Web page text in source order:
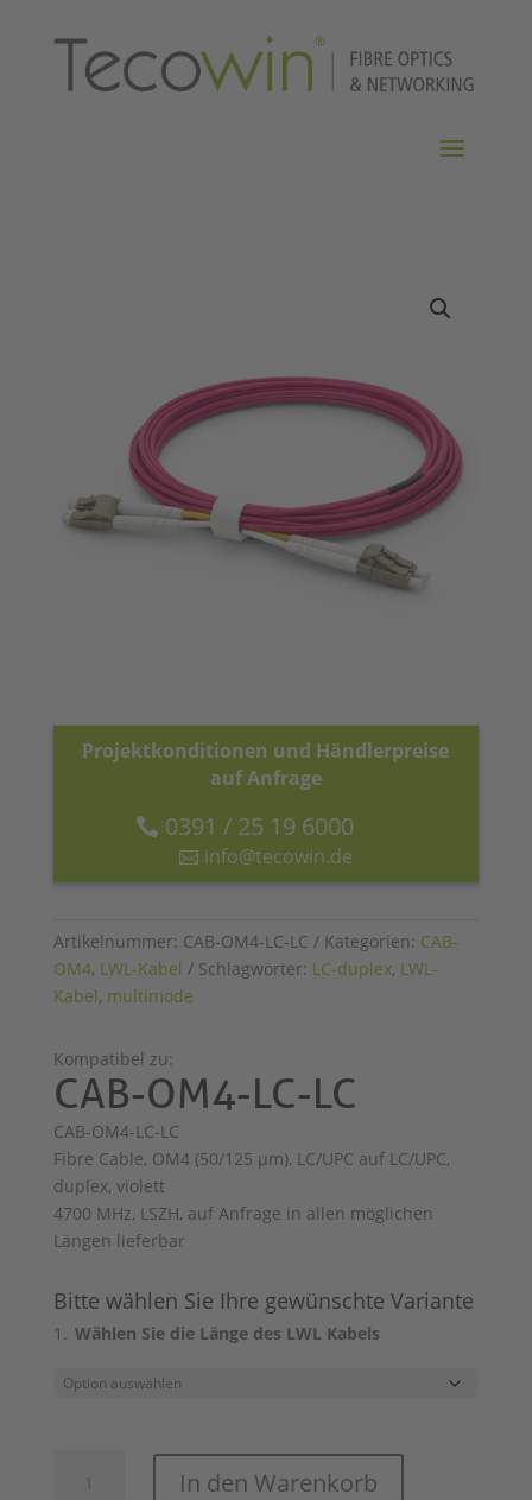
Projektkonditionen und Händlerpreise
auf Anfrage
0391 / 25 19 6000
info@tecowin.de
Artikelnummer: CAB-OM4-LC-LC Kategorien: CAB-
OM4, LWL-Kabel Schlagwörter: LC-duplex, LWL-
Kabel, multimode
Kompatibel zu:
CAB-OM4-LC-LC
CAB-OM4-LC-LC
Fibre Cable, OM4 (50/125 μm), LC/UPC auf LC/UPC,
duplex, violett
4700 MHz, LSZH, auf Anfrage in allen möglichen
Längen lieferbar
Bitte wählen Sie Ihre gewünschte Variante
Wählen Sie die Länge des LWL Kabels
In den Warenkorb